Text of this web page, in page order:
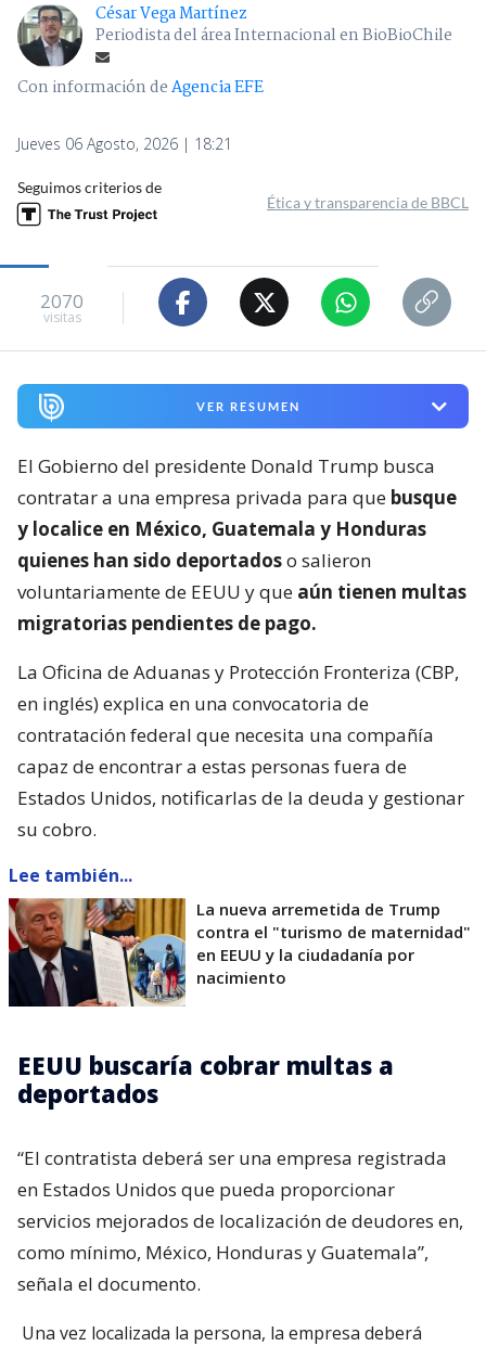
César Vega Martínez
Periodista del área Internacional en BioBioChile
Con información deAgencia EFE
Jueves 06 Agosto, 2026 | 18:21
Seguimos criterios de
Ética y transparencia de BBCL
2070
visitas
VER RESUMEN
El Gobierno del presidente Donald Trump busca
contratar a una empresa privada para que busque
y localice en México, Guatemala y Honduras
quienes han sido deportadoso salieron
voluntariamente de EEUU y que aún tienen multas
migratorias pendientes de pago.
La Oficina de Aduanas y Protección Fronteriza (CBP,
en inglés) explica en una convocatoria de
contratación federal que necesita una compañía
capaz de encontrar a estas personas fuera de
Estados Unidos, notificarlas de la deuda y gestionar
su cobro.
Lee también...
La nueva arremetida de Trump
contra el "turismo de maternidad"
en EEUU y la ciudadanía por
nacimiento
EEUU buscaría cobrar multas a
deportados
“El contratista deberá ser una empresa registrada
en Estados Unidos que pueda proporcionar
servicios mejorados de localización de deudores en,
como mínimo, México, Honduras y Guatemala”,
señala el documento.
Una vez localizada la persona, la empresa deberá